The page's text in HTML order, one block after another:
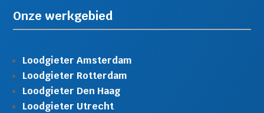
Onze werkgebied
Loodgieter Amsterdam
Loodgieter Rotterdam
Loodgieter Den Haag
Loodgieter Utrecht